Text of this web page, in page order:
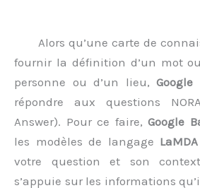
Alors qu’une carte de
fournir la définition d’un mot
personne ou d’un lieu,Google
répondre aux questions
Answer). Pour ce faire,Google
les modèles de langage LaMDA
votre question et son
s’appuie sur les informations